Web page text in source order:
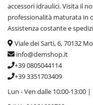
accessori idraulici. Visita il
professionalità maturata in
Assistenza costante e
Viale dei Sarti, 6, 70132
info@demshop.it
+39 0805044114
+39 3351703409
Lun - Ven dalle 10:00-13:00 |